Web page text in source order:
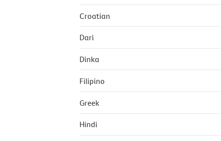
Croatian
Dari
Dinka
Filipino
Greek
Hindi